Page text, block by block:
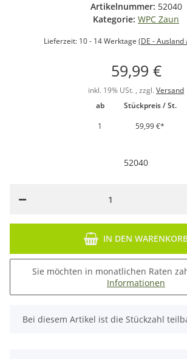
Artikelnummer: 52040
Kategorie: WPC Zaun
Lieferzeit: 10 - 14 Werktage (DE - Ausland
59,99 €
inkl. 19% USt. , zzgl. Versand
ab
Stückpreis / St.
1
59,99 €*
52040
IN DEN
Sie möchten in monatlichen Raten
Informationen
x
Bei diesem Artikel ist die Stückzahl